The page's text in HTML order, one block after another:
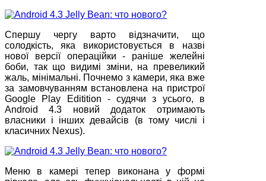
Спершу чергу варто відзначити, що
солодкість, яка використовується в назві
нової версії операційки - раніше желейні
боби, так що видимі зміни, на превеликий
жаль, мінімальні. Почнемо з камери, яка вже
за замовчуванням встановлена на пристрої
Google Play Editition - судячи з усього, в
Android 4.3 новий додаток отримають
власники і інших девайсів (в тому числі і
класичних Nexus).
Меню в камері тепер виконана у формі